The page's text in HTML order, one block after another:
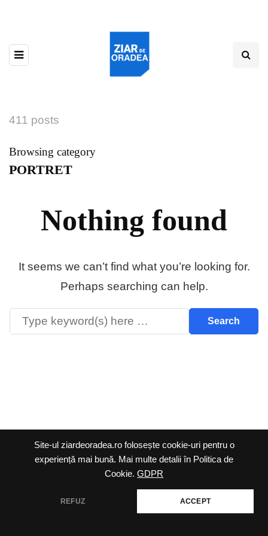
Site-ul ziardeoradea.ro folosește cookie-uri pentru o
experiență mai bună. Mai multe detalii în Politica de
Cookie. GDPR
REFUZ ACCEPT
411 posts
Browsing category
PORTRET
Nothing found
It seems we can’t find what you’re looking for.
Perhaps searching can help.
Ziar de Oradea @2026 |
Termeni și condiții |
Politica